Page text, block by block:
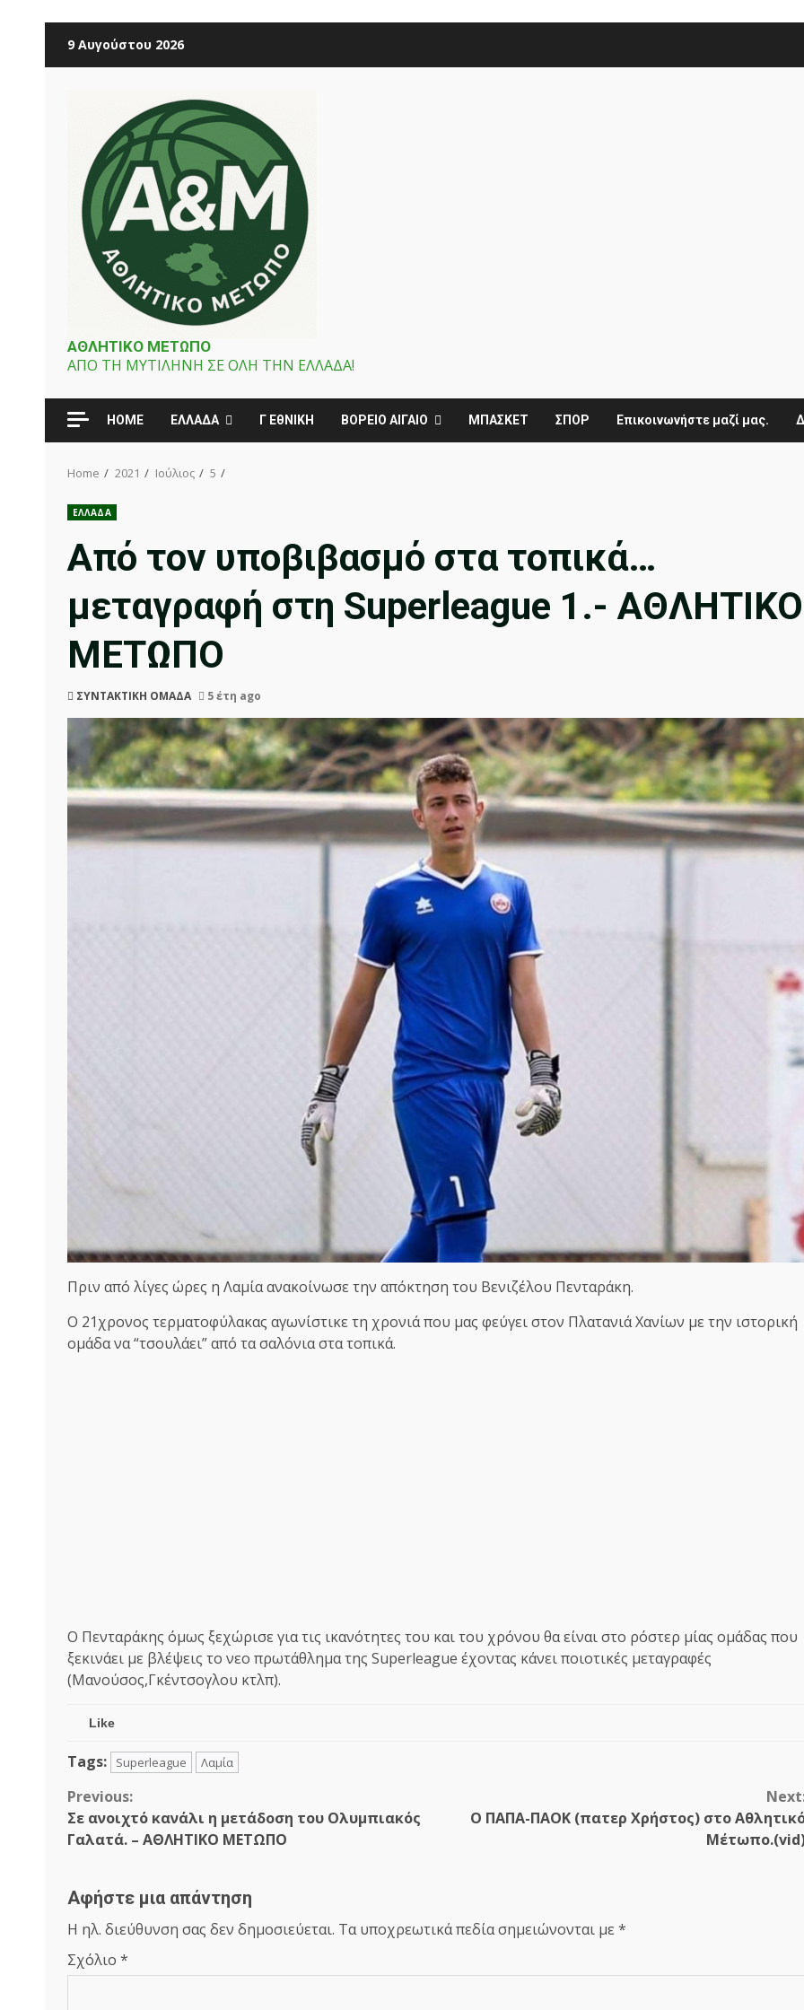
9 Αυγούστου 2026
ΑΘΛΗΤΙΚΟ ΜΕΤΩΠΟ
ΑΠΟ ΤΗ ΜΥΤΙΛΗΝΗ ΣΕ ΟΛΗ ΤΗΝ ΕΛΛΑΔΑ!
HOME ΕΛΛΑΔΑ Γ ΕθΝΙΚΗ ΒΟΡΕΙΟ ΑΙΓΑΙΟ ΜΠΑΣΚΕΤ ΣΠΟΡ Επικοινωνήστε μαζί μας.
Home 2021 Ιούλιος 5
ΕΛΛΑΔΑ
Από τον υποβιβασμό στα τοπικά…
μεταγραφή στη Superleague 1.- ΑΘΛΗΤΙΚΟ
ΜΕΤΩΠΟ
ΣΥΝΤΑΚΤΙΚΗ ΟΜΑΔΑ 5 έτη ago
Πριν από λίγες ώρες η Λαμία ανακοίνωσε την απόκτηση του Βενιζέλου Πενταράκη.
Ο 21χρονος τερματοφύλακας αγωνίστικε τη χρονιά που μας φεύγει στον Πλατανιά Χανίων με την ιστορική
ομάδα να “τσουλάει” από τα σαλόνια στα τοπικά.
Ο Πενταράκης όμως ξεχώρισε για τις ικανότητες του και του χρόνου θα είναι στο ρόστερ μίας ομάδας που
ξεκινάει με βλέψεις το νεο πρωτάθλημα της Superleague έχοντας κάνει ποιοτικές μεταγραφές
(Μανούσος,Γκέντσογλου κτλπ).
Like
Tags: Superleague Λαμία
Continue
Reading
Previous:
Σε ανοιχτό κανάλι η μετάδοση του Ολυμπιακός
Γαλατά. – ΑΘΛΗΤΙΚΟ ΜΕΤΩΠΟ
Ο ΠΑΠΑ-ΠΑΟΚ (πατερ Χρήστος) στο
Αφήστε μια απάντηση
Η ηλ. διεύθυνση σας δεν δημοσιεύεται. Τα υποχρεωτικά πεδία σημειώνονται με *
Σχόλιο *